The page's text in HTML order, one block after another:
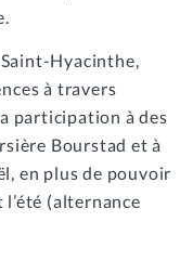
Hyacinthe,
à travers
participation à des
Bourstad et à
en plus de pouvoir
(alternance